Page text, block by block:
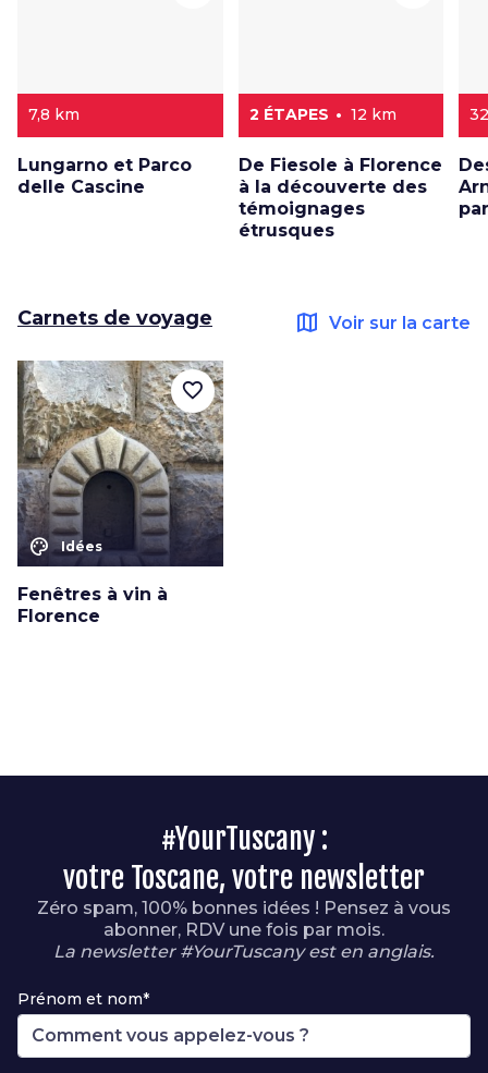
7,8 km
Lungarno et Parco
delle Cascine
2 ÉTAPES 12 km
De Fiesole à Florence
à la découverte des
témoignages
étrusques
Carnets de voyage map Voir sur la carte
color_lens Idées
Fenêtres à vin à
Florence
favorite_border
#YourTuscany :
votre Toscane, votre newsletter
Zéro spam, 100% bonnes idées ! Pensez à vous
abonner, RDV une fois par mois.
La newsletter #YourTuscany est en anglais.
Prénom et nom*